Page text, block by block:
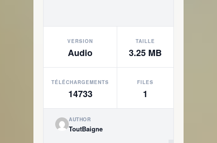
VERSION
Audio
TAILLE
3.25 MB
TÉLÉCHARGEMENTS
14733
FILES
1
AUTHOR
ToutBaigne